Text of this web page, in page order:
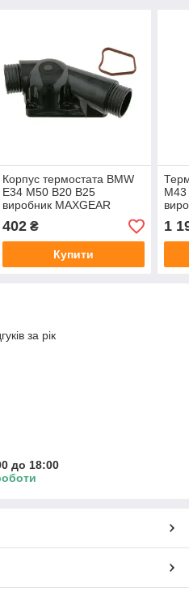
Корпус термостата BMW
E34 M50 B20 B25
виробник MAXGEAR
402₴
Купити
1
за рік
до 18:00